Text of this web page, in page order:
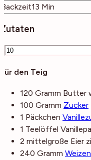
Backzeit13 Minuten
Min
Zutaten
Für den Teig
120 Gramm Butter
100 Gramm Zucker
1 Päckchen
1 Teelöffel
2 mittelgroße Eier
240 Gramm